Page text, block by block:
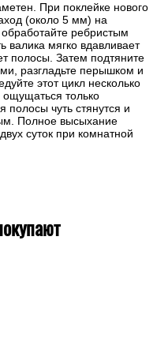
При поклейке нового
(около 5 мм) на
ребристым
валика мягко вдавливает
полосы. Затем подтяните
разгладьте перышком и
этот цикл несколько
только
чуть стянутся и
Полное высыхание
суток при комнатной